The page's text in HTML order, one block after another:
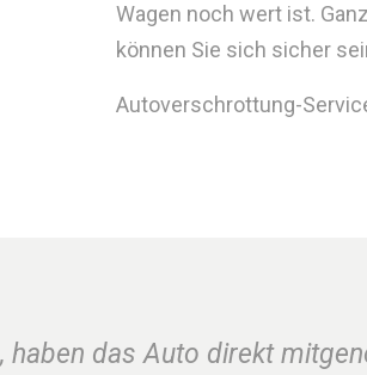
Wagen noch wert ist.
können Sie sich sicher
Autoverschrottung-
das Auto direkt